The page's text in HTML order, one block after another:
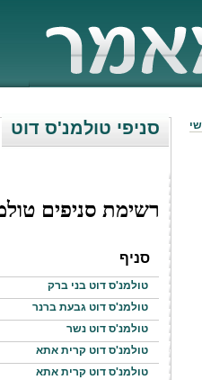
סניפי טולמנ'ס דוט
רשימת סניפים
סניף
טולמנ'ס דוט בני ברק
טולמנ'ס דוט גבעת ברנר
טולמנ'ס דוט נשר
טולמנ'ס דוט קרית אתא
טולמנ'ס דוט קרית אתא